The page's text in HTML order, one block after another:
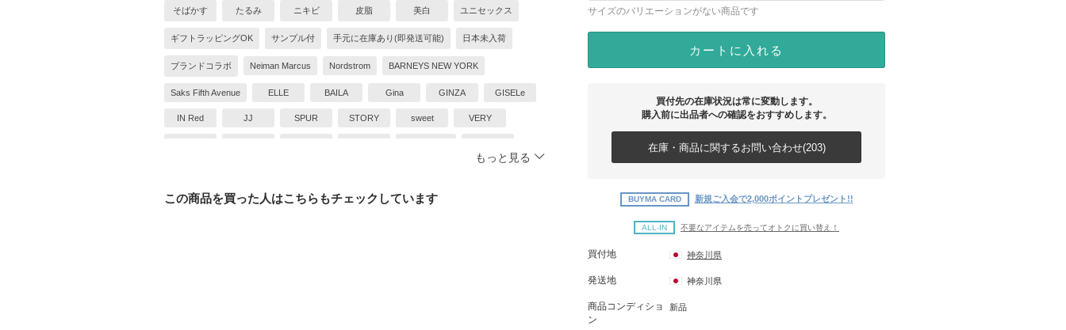
そばかす たるみ ニキビ 皮脂 美白 ユニセックス
ギフトラッピングOK サンプル付 手元に在庫あり(即発送可能) 日本未入荷
ブランドコラボ Neiman Marcus Nordstrom BARNEYS NEW YORK
Saks Fifth Avenue ELLE BAILA Gina GINZA GISELe
IN Red JJ SPUR STORY sweet VERY
411 ブランド直営店ラッピングOK ホームパーティーアイテム
もっと見る
この商品を買った人はこちらもチェックしています
サイズのバリエーションがない商品です
カートに入れる
買付先の在庫状況は常に変動します。
購入前に出品者への確認をおすすめします。
在庫・商品に関するお問い合わせ(203)
BUYMA CARD 新規ご入会で2,000ポイントプレゼント!!
ALL-IN 不要なアイテムを売ってオトクに買い替え！
買付地 神奈川県
発送地 神奈川県
商品コンディショ
ン
新品